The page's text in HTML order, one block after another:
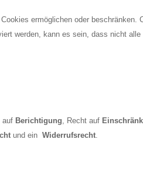
ermöglichen oder beschränken.
werden, kann es sein, dass nicht
auf Berichtigung, Recht auf
und ein Widerrufsrecht.